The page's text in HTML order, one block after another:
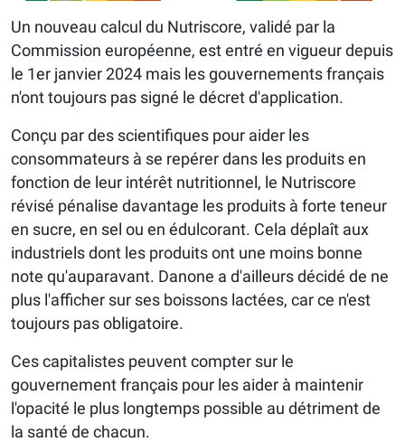
Un nouveau calcul du Nutriscore, validé par la
Commission européenne, est entré en vigueur depuis
le 1er janvier 2024 mais les gouvernements français
n'ont toujours pas signé le décret d'application.
Conçu par des scientifiques pour aider les
consommateurs à se repérer dans les produits en
fonction de leur intérêt nutritionnel, le Nutriscore
révisé pénalise davantage les produits à forte teneur
en sucre, en sel ou en édulcorant. Cela déplaît aux
industriels dont les produits ont une moins bonne
note qu'auparavant. Danone a d'ailleurs décidé de ne
plus l'afficher sur ses boissons lactées, car ce n'est
toujours pas obligatoire.
Ces capitalistes peuvent compter sur le
gouvernement français pour les aider à maintenir
l'opacité le plus longtemps possible au détriment de
la santé de chacun.